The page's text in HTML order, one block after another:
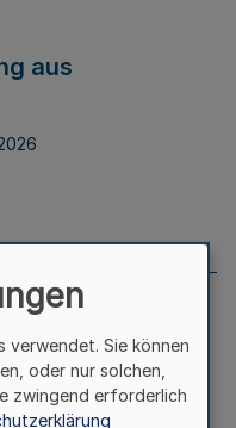
aus
204 vom
verwendet. Sie können
oder nur solchen,
zwingend erforderlich